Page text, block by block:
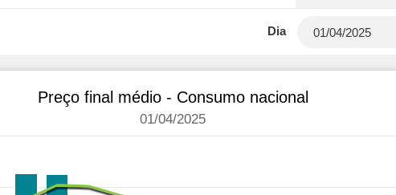
Dia
Preço final médio - Consumo nacional
01/04/2025